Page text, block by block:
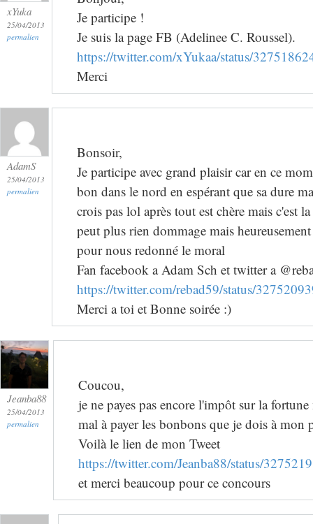
xYuka
25/04/2013
permalien
Je participe !
Je suis la page FB (Adelinee C. Roussel).
https://twitter.com/xYukaa/status/
Merci
AdamS
25/04/2013
permalien
Bonsoir,
Je participe avec grand plaisir car en ce
bon dans le nord en espérant que sa dure
crois pas lol après tout est chère mais c'est
peut plus rien dommage mais
pour nous redonné le moral
Fan facebook a Adam Sch et twitter a
https://twitter.com/rebad59/status/
Merci a toi et Bonne soirée :)
Jeanba88
25/04/2013
permalien
Coucou,
je ne payes pas encore l'impôt sur la
mal à payer les bonbons que je dois à mon
Voilà le lien de mon Tweet
https://twitter.com/Jeanba88/status/
et merci beaucoup pour ce concours